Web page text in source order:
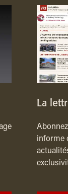
La
informe